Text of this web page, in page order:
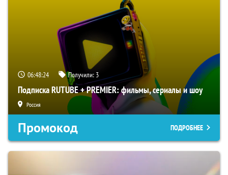
06:48:23 Получили: 3
Подписка RUTUBE + PREMIER: фильмы, сериалы и шоу
Россия
Промокод ПОДРОБНЕЕ